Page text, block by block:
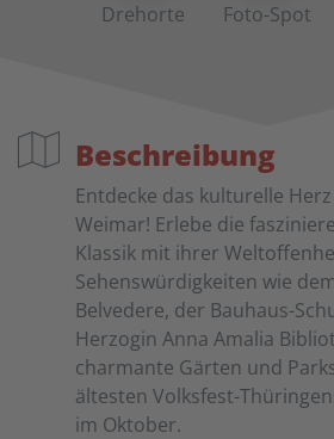
Drehorte Foto-Spot
Beschreibung
Entdecke das kulturelle
Weimar! Erlebe die
Klassik mit ihrer
Sehenswürdigkeiten wie
Belvedere, der Bauhaus-
Herzogin Anna Amalia
charmante Gärten und
ältesten Volksfest-
im Oktober.